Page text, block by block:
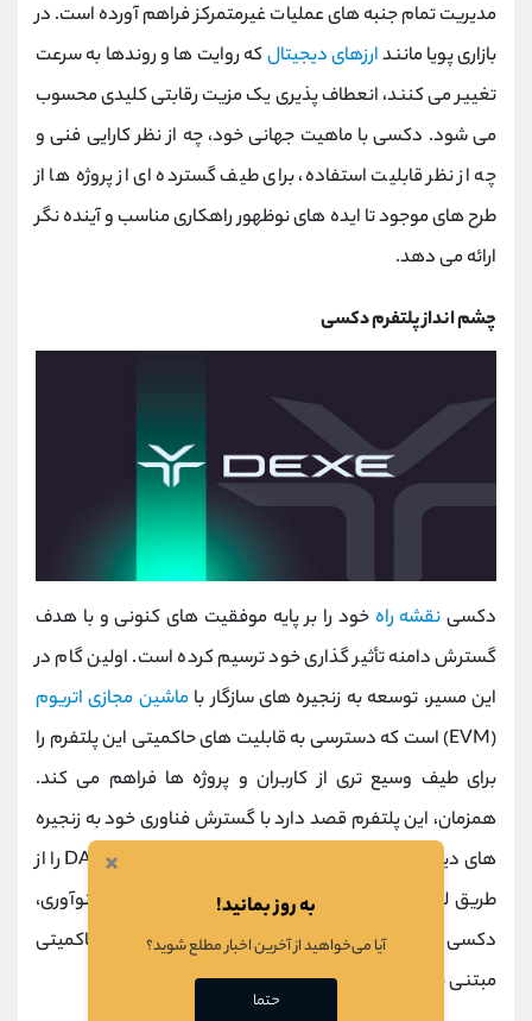
مدیریت تمام جنبه ‌های عملیات غیرمتمرکز فراهم آورده است. در
بازاری پویا مانندارزهای دیجیتالکه روایت ‌ها و روندها به سرعت
تغییر می ‌کنند، انعطاف ‌پذیری یک مزیت رقابتی کلیدی محسوب
می ‌شود. دکسی با ماهیت جهانی خود، چه از نظر کارایی فنی و
چه از نظر قابلیت استفاده، برای طیف گسترده ‌ای از پروژه‌ ها از
طرح‌ های موجود تا ایده ‌های نوظهور راهکاری مناسب و آینده ‌نگر
ارائه می ‌دهد.
چشم ‌انداز پلتفرم دکسی
دکسی نقشه راه خود را بر پایه موفقیت ‌های کنونی و با هدف
گسترش دامنه تأثیر گذاری خود ترسیم کرده است. اولین گام در
این مسیر، توسعه به زنجیره ‌های سازگار باماشین مجازی اتریوم
(EVM) است که دسترسی به قابلیت‌ های حاکمیتی این پلتفرم را
برای طیف وسیع ‌تری از کاربران و پروژه‌ ها فراهم می‌ کند.
همزمان، این پلتفرم قصد دارد با گسترش فناوری خود به زنجیره‌
های دیگر، فرآیند راه ‌اندازی
های مبتنی بر DAO را از
طریق لانچ‌ پد گرافان (GraFun) بهبود بخشد. در عرصه نوآوری،
دکسی در حال آماده ‌سازی برای عرضه اولین ایجنت‌ های حاکمیتی
مبتنی بر هوش مصنوعی است.
×
به روز بمانید!
آیا می‌خواهید از آخرین اخبار مطلع شوید؟
حتما